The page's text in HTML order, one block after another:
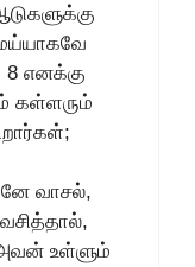
8 எனக்கு
கள்ளரும்
வாசல்,
உள்ளும்